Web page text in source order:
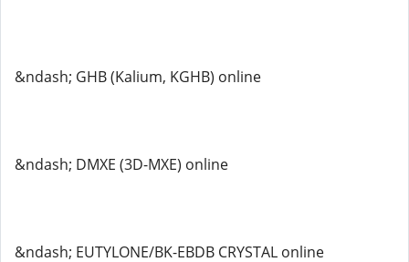
&ndash; GHB (Kalium, KGHB) online
&ndash; DMXE (3D-MXE) online
&ndash; EUTYLONE/BK-EBDB CRYSTAL online